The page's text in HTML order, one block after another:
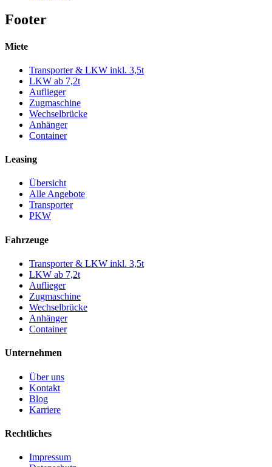
Footer
Miete
Transporter & LKW inkl. 3,5t
LKW ab 7,2t
Auflieger
Zugmaschine
Wechselbrücke
Anhänger
Container
Leasing
Übersicht
Alle Angebote
Transporter
PKW
Fahrzeuge
Transporter & LKW inkl. 3,5t
LKW ab 7,2t
Auflieger
Zugmaschine
Wechselbrücke
Anhänger
Container
Unternehmen
Über uns
Kontakt
Blog
Karriere
Rechtliches
Impressum